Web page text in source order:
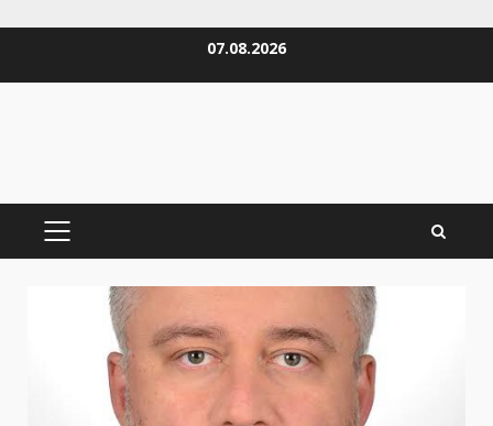
07.08.2026
PRIMÄRES